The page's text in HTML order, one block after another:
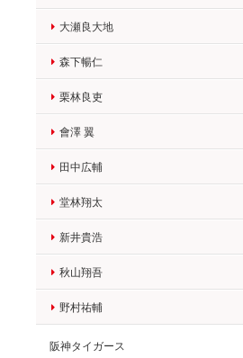
大瀬良大地
森下暢仁
栗林良吏
會澤 翼
田中広輔
堂林翔太
新井貴浩
秋山翔吾
野村祐輔
阪神タイガース